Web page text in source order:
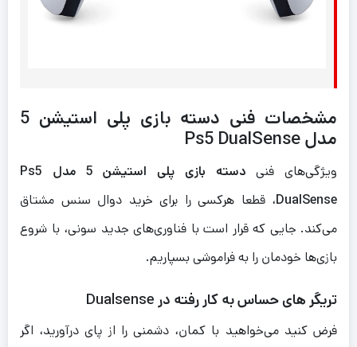
مشخصات فنی دسته بازی پلی استیشن 5
مدل Ps5 DualSense
ویژگی‌های فنی
دسته بازی پلی استیشن 5 مدل Ps5
DualSense، قطعا هرکسی را برای خرید دوال سنس مشتاق
می‌کند. جایی که قرار است با فناوری‌های جدید سونی، با شروع
بازی‌ها خودمان را به فراموشی بسپاریم.
تریگر‌ های حساس به کار رفته در Dualsense
فرض کنید می‌خواهید با کمان، دشمنی را از پای درآورید، اگر